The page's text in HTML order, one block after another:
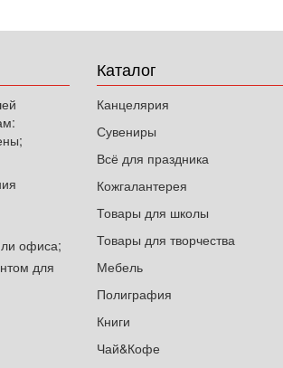
офиса;
для
Каталог
Канцелярия
Сувениры
Всё для праздника
Кожгалантерея
Товары для школы
Товары для творчества
Мебель
Полиграфия
Книги
Чай&Кофе